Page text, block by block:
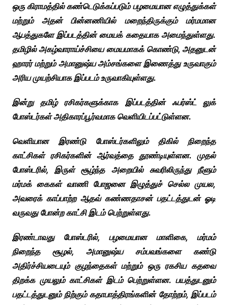
ஒரு கிராமத்தில் கண்டெடுக்கப்படும் பழமையான எழுத்துக்கள்
மற்றும் அதன் பின்னணியில் மறைந்திருக்கும் மர்மமான
ஆபத்துகளே இப்படத்தின் மையக் கதையாக அமைந்துள்ளது.
தமிழில் அகழ்வாராய்ச்சியை மையமாகக் கொண்டு, அதனுடன்
ஹாரர் மற்றும் அமானுஷ்ய அம்சங்களை இணைத்து உருவாகும்
அரிய முயற்சியாக இப்படம் உருவாகியுள்ளது.
இன்று தமிழ் ரசிகர்களுக்காக இப்படத்தின் ஃபர்ஸ்ட் லுக்
போஸ்டர்கள் அதிகாரப்பூர்வமாக வெளியிடப்பட்டுள்ளன.
வெளியான இரண்டு போஸ்டர்களிலும் திகில் நிறைந்த
காட்சிகள் ரசிகர்களின் ஆர்வத்தை தூண்டியுள்ளன. முதல்
போஸ்டரில், இருள் சூழ்ந்த அறையில் சுவரிலிருந்து நீளும்
மர்மக் கைகள் வாணி போஜனை இழுத்துச் செல்ல முயல,
அவரைக் காப்பாற்ற ஆதவ் கண்ணதாசன் பதட்டத்துடன் ஓடி
வருவது போன்ற காட்சி இடம் பெற்றுள்ளது.
இரண்டாவது போஸ்டரில், பழமையான மாளிகை, மர்மம்
நிறைந்த சூழல், அமானுஷ்ய சம்பவங்களை கண்டு
அதிர்ச்சியடையும் குழந்தைகள் மற்றும் ஒரு ரகசிய கதவை
திறக்க முயலும் காட்சிகள் இடம் பெற்றுள்ளன. பயத்துடனும்
பதட்டத்துடனும் நிற்கும் கதாபாத்திரங்களின் தோற்றம், இப்படம்